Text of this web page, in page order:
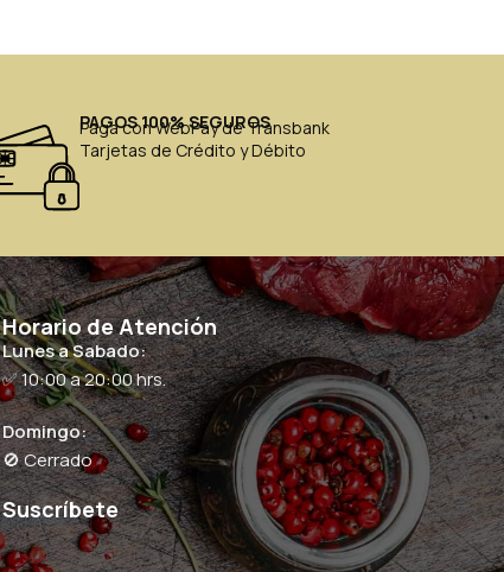
PAGOS 100% SEGUROS
Paga con WebPay de Transbank
Tarjetas de Crédito y Débito
Horario de Atención
Lunes a Sabado:
✅ 10:00 a 20:00 hrs.
Domingo:
🚫 Cerrado
Suscríbete